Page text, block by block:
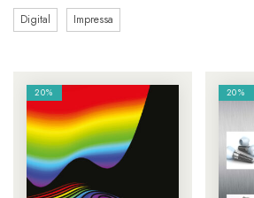
Digital Impressa
20% 20%